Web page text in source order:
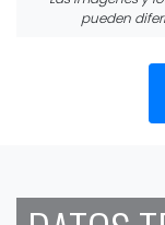
pueden